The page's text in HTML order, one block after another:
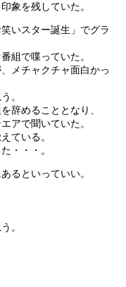
象を残していた。
いスター誕生」でグラ
組で喋っていた。
メチャクチャ面白かっ
。
辞めることとなり、
アで聞いていた。
ている。
・・・。
るといっていい。
。